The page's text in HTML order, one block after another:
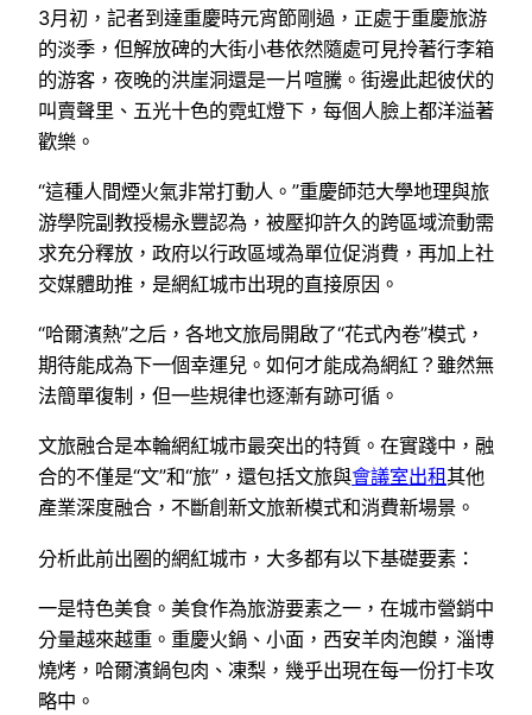
3月初，記者到達重慶時元宵節剛過，正處于重慶旅游
的淡季，但解放碑的大街小巷依然隨處可見拎著行李箱
的游客，夜晚的洪崖洞還是一片喧騰。街邊此起彼伏的
叫賣聲里、五光十色的霓虹燈下，每個人臉上都洋溢著
歡樂。
“這種人間煙火氣非常打動人。”重慶師范大學地理與旅
游學院副教授楊永豐認為，被壓抑許久的跨區域流動需
求充分釋放，政府以行政區域為單位促消費，再加上社
交媒體助推，是網紅城市出現的直接原因。
“哈爾濱熱”之后，各地文旅局開啟了“花式內卷”模式，
期待能成為下一個幸運兒。如何才能成為網紅？雖然無
法簡單復制，但一些規律也逐漸有跡可循。
文旅融合是本輪網紅城市最突出的特質。在實踐中，融
合的不僅是“文”和“旅”，還包括文旅與會議室出租其他
產業深度融合，不斷創新文旅新模式和消費新場景。
分析此前出圈的網紅城市，大多都有以下基礎要素：
一是特色美食。美食作為旅游要素之一，在城市營銷中
分量越來越重。重慶火鍋、小面，西安羊肉泡饃，淄博
燒烤，哈爾濱鍋包肉、凍梨，幾乎出現在每一份打卡攻
略中。